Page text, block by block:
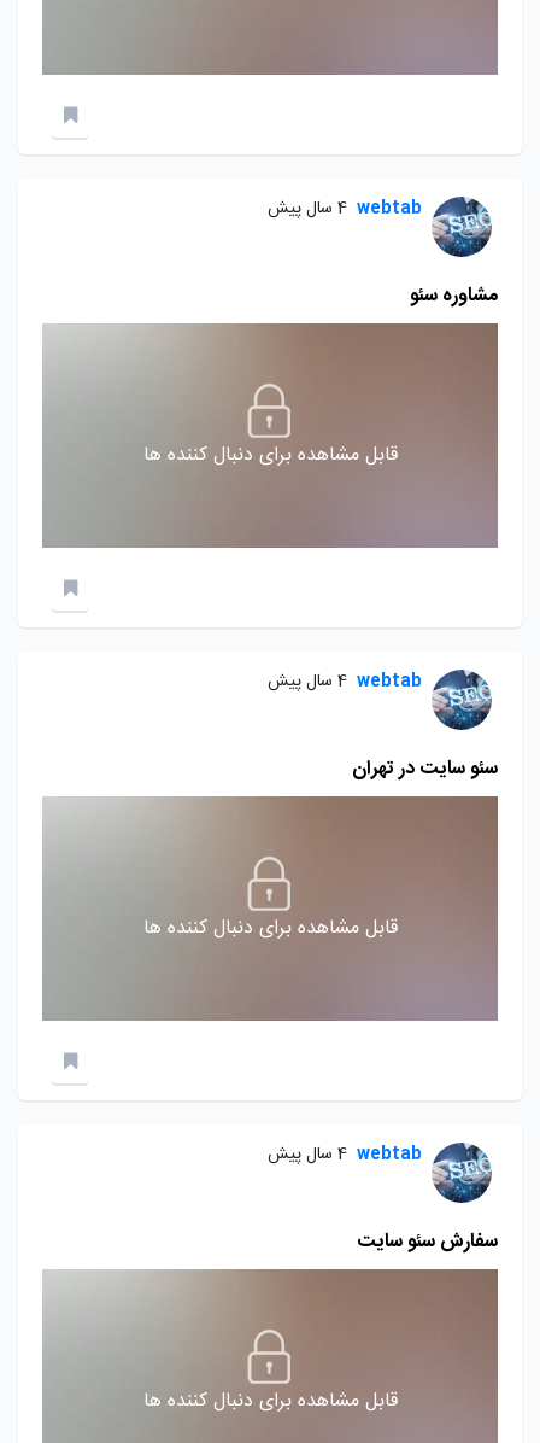
webtab 4 سال پیش
مشاوره سئو
قابل مشاهده برای دنبال کننده ها
webtab 4 سال پیش
سئو سایت در تهران
قابل مشاهده برای دنبال کننده ها
webtab 4 سال پیش
سفارش سئو سایت
قابل مشاهده برای دنبال کننده ها